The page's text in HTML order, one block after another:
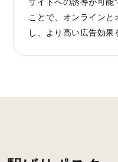
ことで、オンラインと
し、より高い広告効果